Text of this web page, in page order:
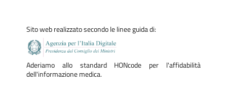
Sito web realizzato secondo le linee guida di:
Aderiamo allo standard HONcode per l'affidabilità
dell'informazione medica.